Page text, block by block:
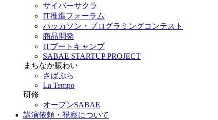
サイバーサクラ
IT推進フォーラム
ハッカソン・プログラミングコンテスト
商品開発
ITブートキャンプ
SABAE STARTUP PROJECT
まちなか賑わい
さばぷら
La Tempo
研修
オープンSABAE
講演依頼・視察について